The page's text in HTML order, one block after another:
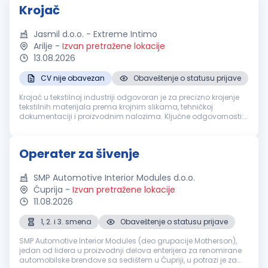
Krojač
Jasmil d.o.o. - Extreme Intimo
Arilje - Izvan pretražene lokacije
13.08.2026
CV nije obavezan
Obaveštenje o statusu prijave
Krojač u tekstilnoj industriji odgovoran je za precizno krojenje
tekstilnih materijala prema krojnim slikama, tehničkoj
dokumentaciji i proizvodnim nalozima. Ključne odgovornosti:
Operater za šivenje
SMP Automotive Interior Modules d.o.o.
Ćuprija - Izvan pretražene lokacije
11.08.2026
1, 2. i 3. smena
Obaveštenje o statusu prijave
SMP Automotive Interior Modules (deo grupacije Motherson),
jedan od lidera u proizvodnji delova enterijera za renomirane
automobilske brendove sa sedištem u Ćupriji, u potrazi je za